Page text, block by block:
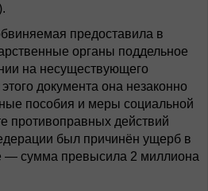
предоставила в
органы поддельное
на несуществующего
документа она незаконно
пособия и меры социальной
противоправных действий
был причинён ущерб в
— сумма превысила 2 миллиона